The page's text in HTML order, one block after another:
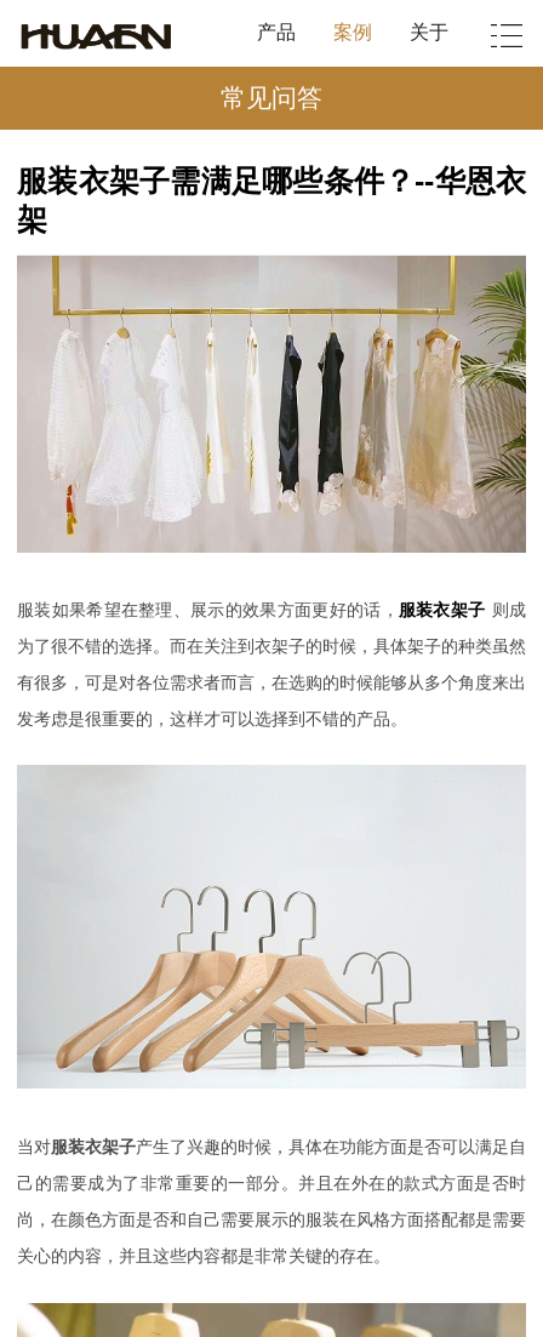
产品 案例 关于
常见问答
服装衣架子需满足哪些条件？--华恩衣
架
服装如果希望在整理、展示的效果方面更好的话， 服装衣架子 则成
为了很不错的选择。而在关注到衣架子的时候，具体架子的种类虽然
有很多，可是对各位需求者而言，在选购的时候能够从多个角度来出
发考虑是很重要的，这样才可以选择到不错的产品。
当对服装衣架子产生了兴趣的时候，具体在功能方面是否可以满足自
己的需要成为了非常重要的一部分。并且在外在的款式方面是否时
尚，在颜色方面是否和自己需要展示的服装在风格方面搭配都是需要
关心的内容，并且这些内容都是非常关键的存在。